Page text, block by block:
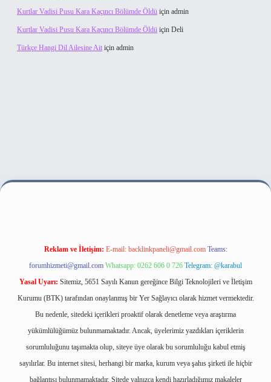
Kurtlar Vadisi Pusu Kara Kaçıncı Bölümde Öldü için admin
Kurtlar Vadisi Pusu Kara Kaçıncı Bölümde Öldü için Deli
Türkçe Hangi Dil Ailesine Ait için admin
bahis sitesi
Reklam ve İletişim: E-mail: backlinkpaneli@gmail.com Teams:
forumhizmeti@gmail.com Whatsapp: 0262 606 0 726 Telegram: @karabul
Yasal Uyarı: Sitemiz, 5651 Sayılı Kanun gereğince Bilgi Teknolojileri ve İletişim
Kurumu (BTK) tarafından onaylanmış bir Yer Sağlayıcı olarak hizmet vermektedir.
Bu nedenle, sitedeki içerikleri proaktif olarak denetleme veya araştırma
yükümlülüğümüz bulunmamaktadır. Ancak, üyelerimiz yazdıkları içeriklerin
sorumluluğunu taşımakta olup, siteye üye olarak bu sorumluluğu kabul etmiş
sayılırlar. Bu internet sitesi, herhangi bir marka, kurum veya şahıs şirketi ile hiçbir
bağlantısı bulunmamaktadır. Sitede yalnızca kendi hazırladığımız makaleler